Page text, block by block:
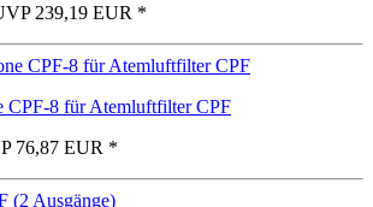
239,19 EUR *
CPF-8 für Atemluftfilter CPF
76,87 EUR *